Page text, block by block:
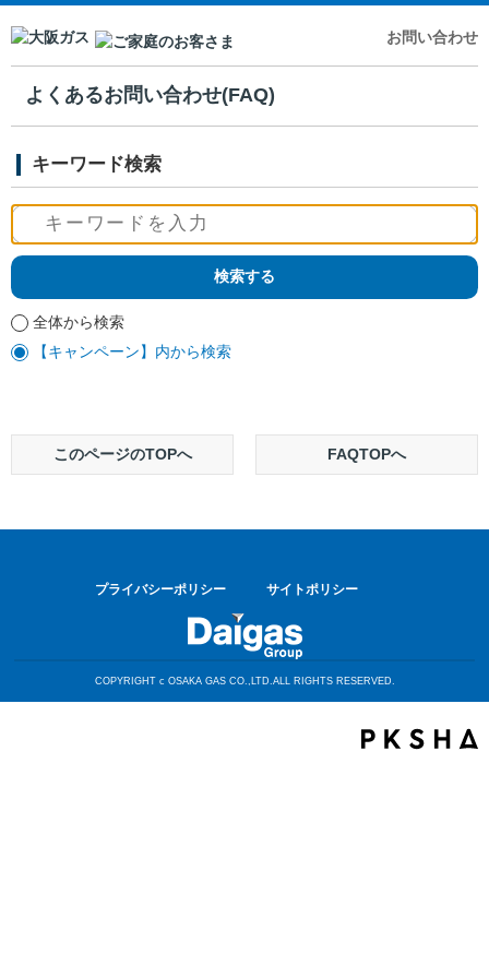
お問い合わせ
よくあるお問い合わせ(FAQ)
キーワード検索
全体から検索
【キャンペーン】内から検索
このページのTOPへ FAQTOPへ
プライバシーポリシー サイトポリシー
COPYRIGHT c OSAKA GAS CO.,LTD.ALL RIGHTS RESERVED.